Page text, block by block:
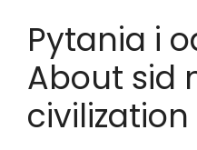
Pytania i
About sid
civilization